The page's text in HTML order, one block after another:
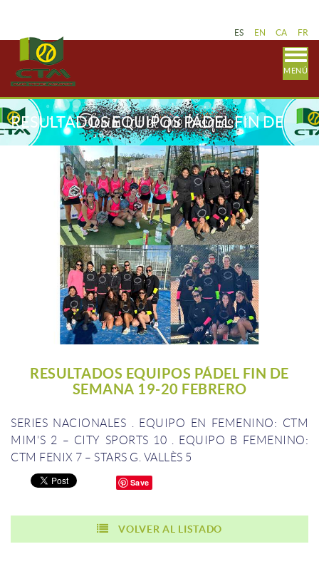
ES EN CA FR
MENÚ
RESULTADOS EQUIPOS PÁDEL FIN DE
SEMANA 19-20 FEBRERO
RESULTADOS EQUIPOS PÁDEL FIN DE
SEMANA 19-20 FEBRERO
SERIES NACIONALES
EQUIPO EN FEMENINO: CTM
MIM'S 2 – CITY SPORTS 10
EQUIPO B FEMENINO:
CTM FENIX 7 – STARS G. VALLÈS 5
Save
VOLVER AL LISTADO